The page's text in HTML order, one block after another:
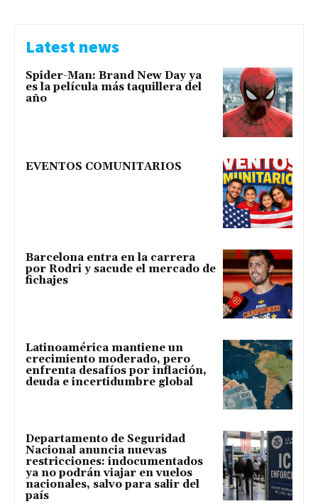
Latest news
Spider-Man: Brand New Day ya
es la película más taquillera del
año
EVENTOS COMUNITARIOS
Barcelona entra en la carrera
por Rodri y sacude el mercado de
fichajes
Latinoamérica mantiene un
crecimiento moderado, pero
enfrenta desafíos por inflación,
deuda e incertidumbre global
Departamento de Seguridad
Nacional anuncia nuevas
restricciones: indocumentados
ya no podrán viajar en vuelos
nacionales, salvo para salir del
país